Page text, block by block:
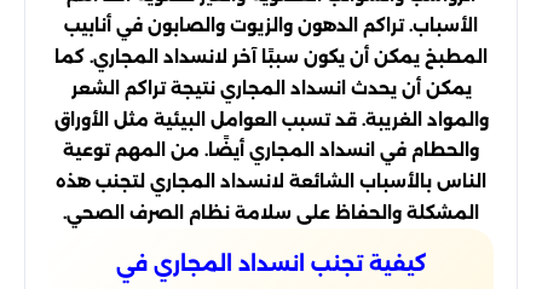
الأسباب. تراكم الدهون والزيوت والصابون في أنابيب
المطبخ يمكن أن يكون سببًا آخر لانسداد المجاري. كما
يمكن أن يحدث انسداد المجاري نتيجة تراكم الشعر
والمواد الغريبة. قد تسبب العوامل البيئية مثل الأوراق
والحطام في انسداد المجاري أيضًا. من المهم توعية
الناس بالأسباب الشائعة لانسداد المجاري لتجنب هذه
المشكلة والحفاظ على سلامة نظام الصرف الصحي.
كيفية تجنب انسداد المجاري في